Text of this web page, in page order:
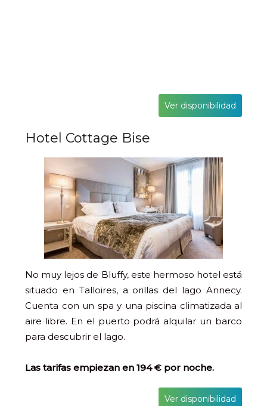
Ver disponibilidad
Hotel Cottage Bise
No muy lejos de Bluffy, este hermoso hotel está
situado en Talloires, a orillas del lago Annecy.
Cuenta con un spa y una piscina climatizada al
aire libre. En el puerto podrá alquilar un barco
para descubrir el lago.
Las tarifas empiezan en 194 € por noche.
Ver disponibilidad